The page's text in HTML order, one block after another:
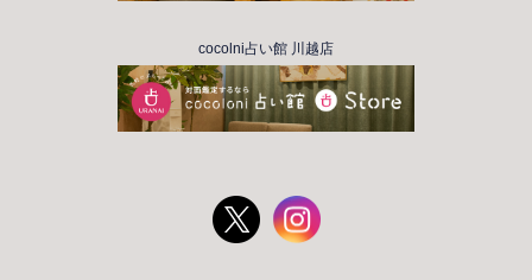
cocolni占い館 川越店